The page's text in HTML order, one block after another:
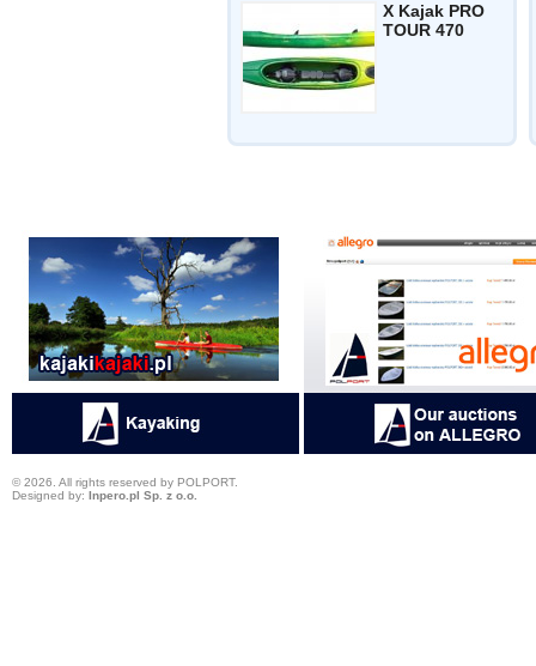
X Kajak PRO
TOUR 470
© 2026. All rights reserved by POLPORT.
Designed by: Inpero.pl Sp. z o.o.